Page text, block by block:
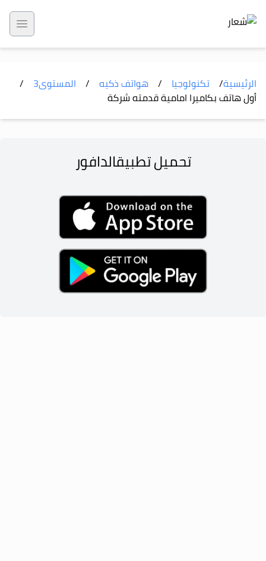
الرئيسية/ تكنولوجيا / هواتف ذكيه / المستوى3
/
أول هاتف بكاميرا امامية قدمته شركة
تحميل تطبيقالدافور